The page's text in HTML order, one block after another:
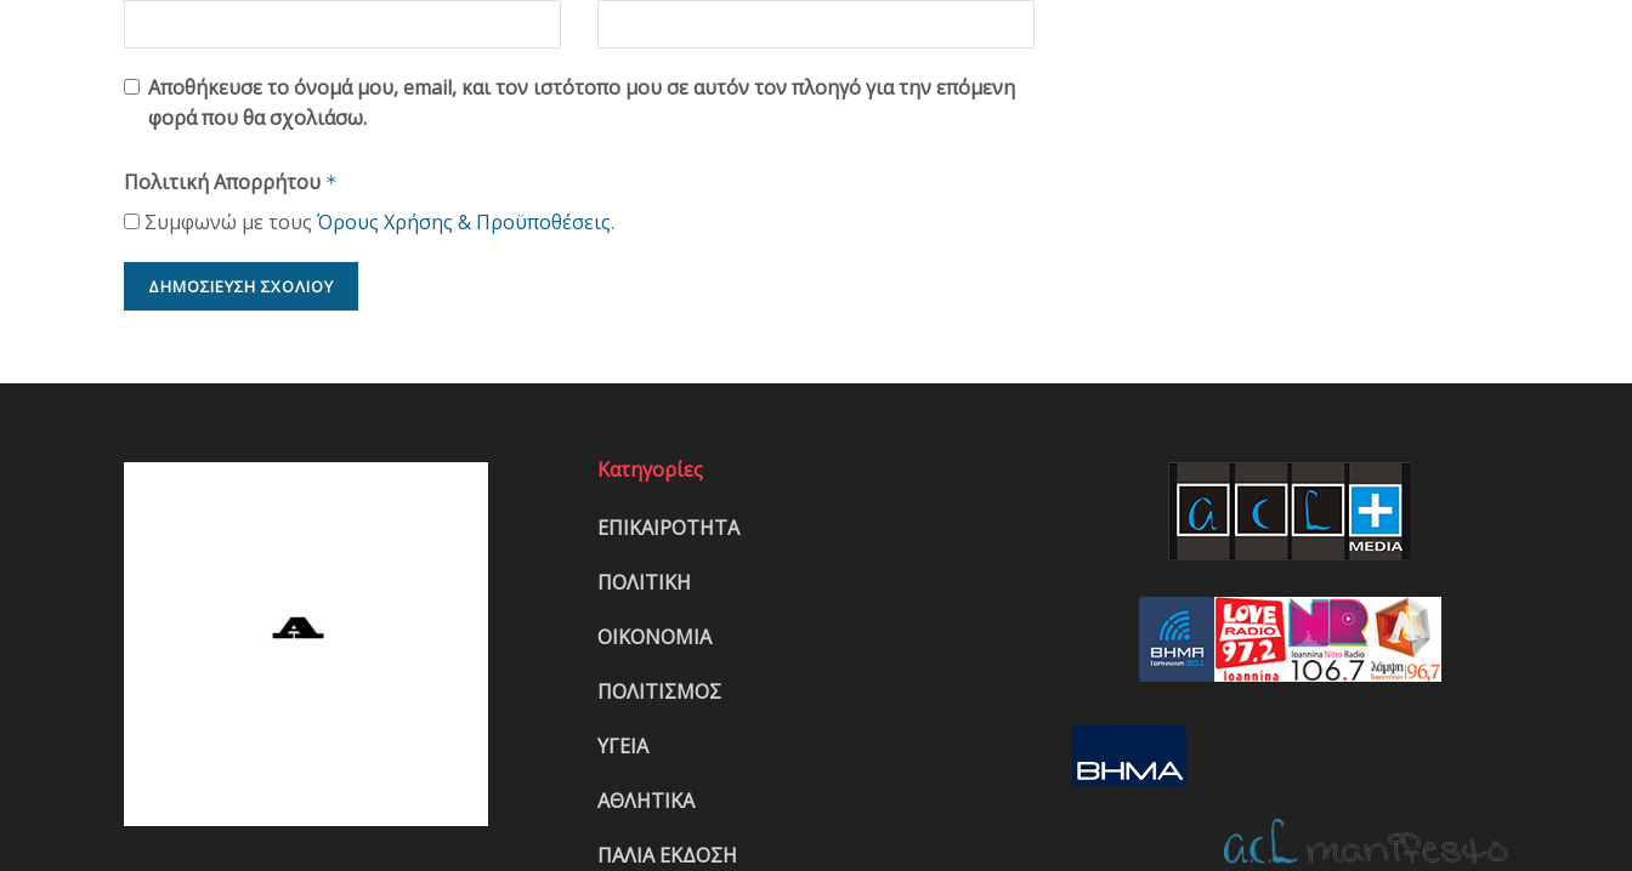
Αποθήκευσε το όνομά μου, email, και τον ιστότοπο μου σε αυτόν τον πλοηγό για την επόμενη
φορά που θα σχολιάσω.
Πολιτική Απορρήτου *
Συμφωνώ με τους Όρους Χρήσης & Προϋποθέσεις.
Κατηγορίες
ΕΠΙΚΑΙΡΟΤΗΤΑ
ΠΟΛΙΤΙΚΗ
ΟΙΚΟΝΟΜΙΑ
ΠΟΛΙΤΙΣΜΟΣ
ΥΓΕΙΑ
ΑΘΛΗΤΙΚΑ
ΠΑΛΙΑ ΕΚΔΟΣΗ